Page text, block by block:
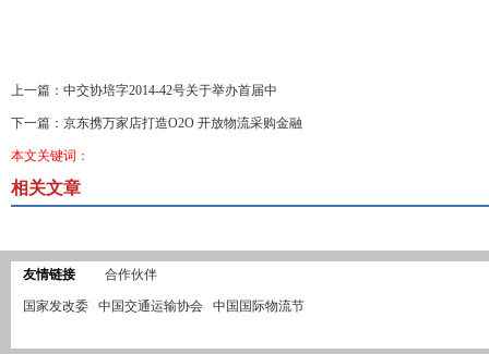
上一篇： 中交协培字2014-42号关于举办首届中
下一篇： 京东携万家店打造O2O 开放物流采购金融
本文关键词：
相关文章
友情链接 合作伙伴
国家发改委 中国交通运输协会 中国国际物流节